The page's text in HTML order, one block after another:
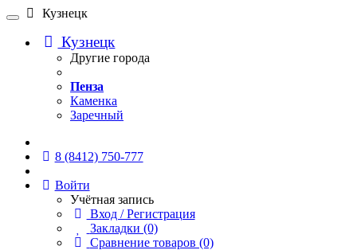
Кузнецк
Кузнецк
Другие города
Пенза
Каменка
Заречный
8 (8412) 750-777
Войти
Учётная запись
Вход / Регистрация
Закладки (0)
Сравнение товаров (0)